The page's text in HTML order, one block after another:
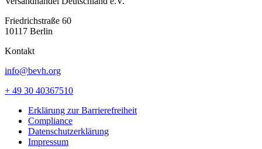
Friedrichstraße 60
10117 Berlin
Kontakt
info@bevh.org
+ 49 30 40367510
Erklärung zur Barrierefreiheit
Compliance
Datenschutzerklärung
Impressum